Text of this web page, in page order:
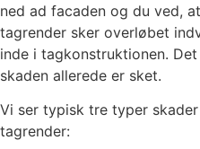
ned ad facaden og du ved,
tagrender sker overløbet
inde i tagkonstruktionen.
skaden allerede er sket.
Vi ser typisk tre typer
tagrender: